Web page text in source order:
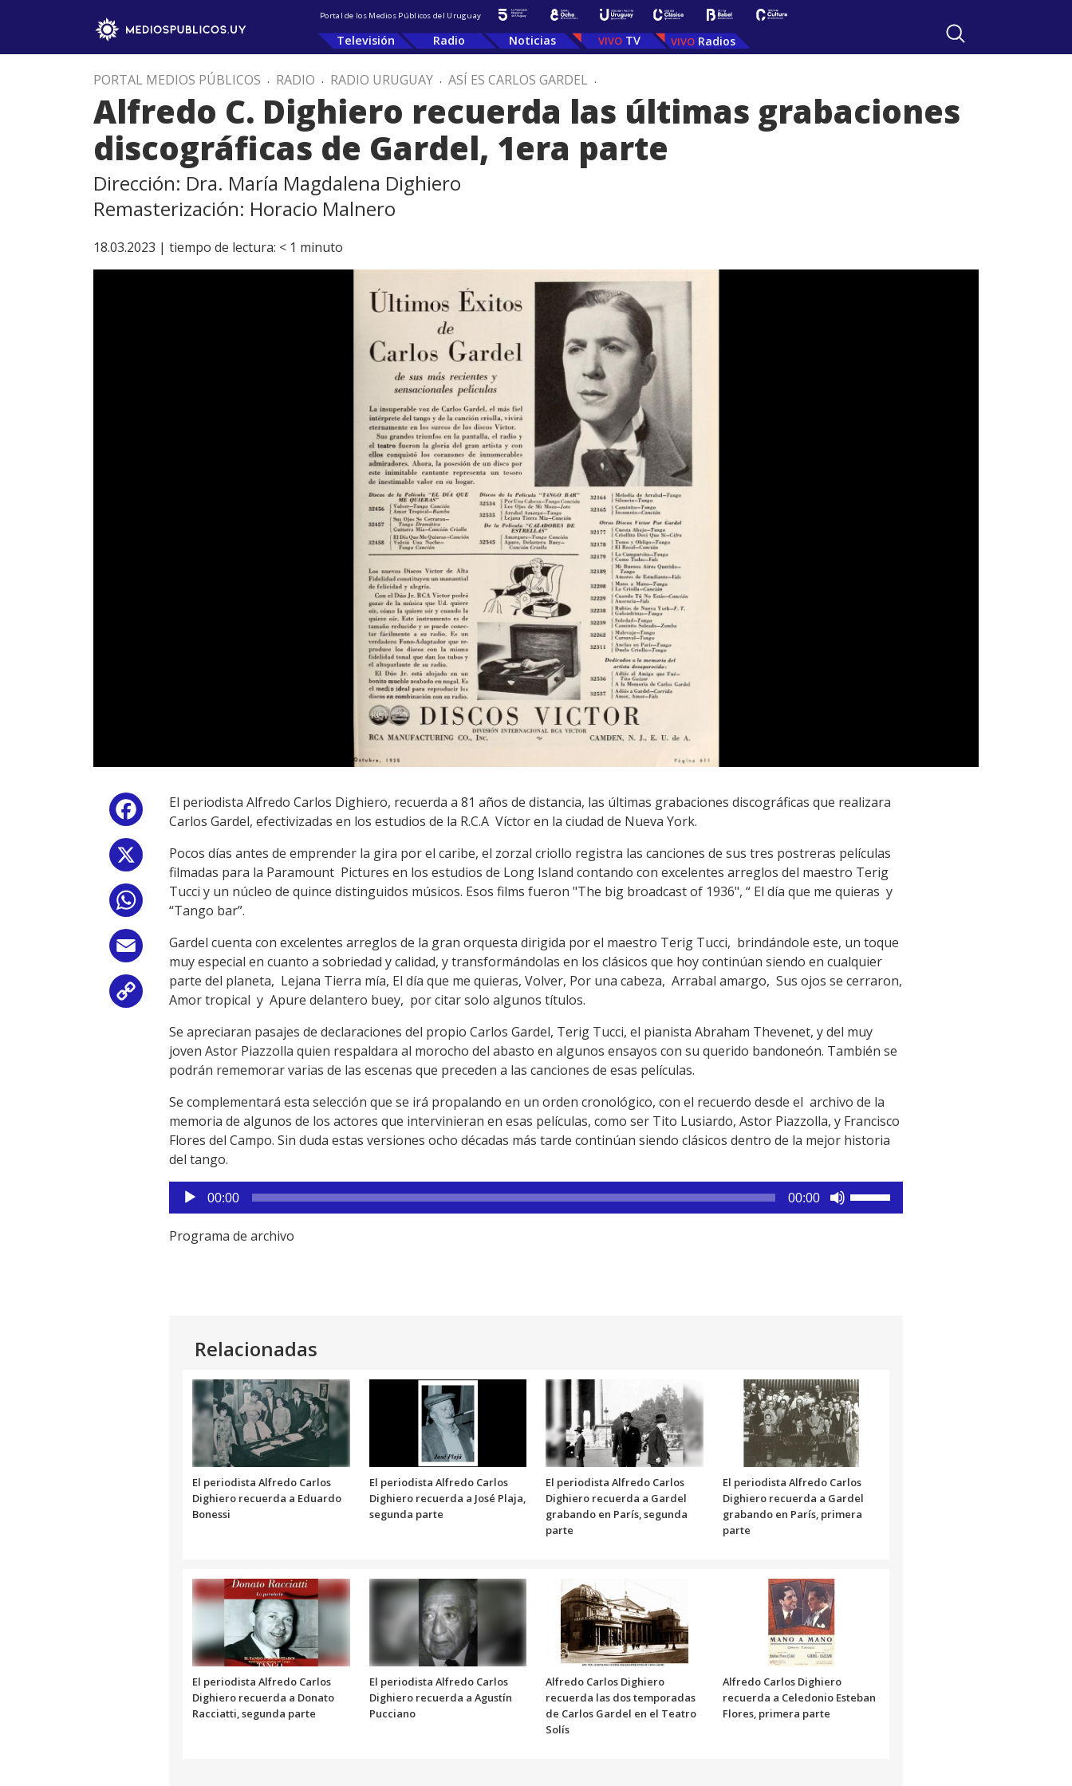
Portal de los Medios Públicos del Uruguay
Televisión Radio Noticias TV Radios
PORTAL MEDIOS PÚBLICOS . RADIO . RADIO URUGUAY . ASÍ ES CARLOS GARDEL .
Alfredo C. Dighiero recuerda las últimas grabaciones
discográficas de Gardel, 1era parte
Dirección: Dra. María Magdalena Dighiero
Remasterización: Horacio Malnero
18.03.2023 | tiempo de lectura: < 1 minuto
Facebook
WhatsApp
Email
Copy
Link
El periodista Alfredo Carlos Dighiero, recuerda a 81 años de distancia, las últimas grabaciones discográficas que realizara
Carlos Gardel, efectivizadas en los estudios de la R.C.A Víctor en la ciudad de Nueva York.
Pocos días antes de emprender la gira por el caribe, el zorzal criollo registra las canciones de sus tres postreras películas
filmadas para la Paramount Pictures en los estudios de Long Island contando con excelentes arreglos del maestro Terig
Tucci y un núcleo de quince distinguidos músicos. Esos films fueron "The big broadcast of 1936", “ El día que me quieras y
“Tango bar”.
Gardel cuenta con excelentes arreglos de la gran orquesta dirigida por el maestro Terig Tucci, brindándole este, un toque
muy especial en cuanto a sobriedad y calidad, y transformándolas en los clásicos que hoy continúan siendo en cualquier
parte del planeta, Lejana Tierra mía, El día que me quieras, Volver, Por una cabeza, Arrabal amargo, Sus ojos se cerraron,
Amor tropical y Apure delantero buey, por citar solo algunos títulos.
Se apreciaran pasajes de declaraciones del propio Carlos Gardel, Terig Tucci, el pianista Abraham Thevenet, y del muy
joven Astor Piazzolla quien respaldara al morocho del abasto en algunos ensayos con su querido bandoneón. También se
podrán rememorar varias de las escenas que preceden a las canciones de esas películas.
Se complementará esta selección que se irá propalando en un orden cronológico, con el recuerdo desde el archivo de la
memoria de algunos de los actores que intervinieran en esas películas, como ser Tito Lusiardo, Astor Piazzolla, y Francisco
Flores del Campo. Sin duda estas versiones ocho décadas más tarde continúan siendo clásicos dentro de la mejor historia
del tango.
Reproductor
de
audio
00:00 00:00
el
volumen.
Programa de archivo
Relacionadas
El periodista Alfredo Carlos
Dighiero recuerda a Eduardo
Bonessi
El periodista Alfredo Carlos
Dighiero recuerda a José Plaja,
segunda parte
El periodista Alfredo Carlos
Dighiero recuerda a Gardel
grabando en París, segunda
parte
El periodista Alfredo Carlos
Dighiero recuerda a Gardel
grabando en París, primera
parte
El periodista Alfredo Carlos
Dighiero recuerda a Donato
Racciatti, segunda parte
El periodista Alfredo Carlos
Dighiero recuerda a Agustín
Pucciano
Alfredo Carlos Dighiero
recuerda las dos temporadas
de Carlos Gardel en el Teatro
Solís
Alfredo Carlos Dighiero
recuerda a Celedonio Esteban
Flores, primera parte